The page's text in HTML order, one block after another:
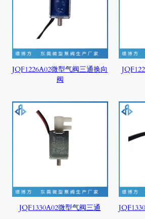
JQF1226A02微型气阀三通换向
阀
JQF1330A02微型气阀三通